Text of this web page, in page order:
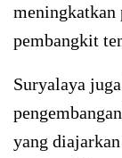
pembangkit
Suryalaya
yang